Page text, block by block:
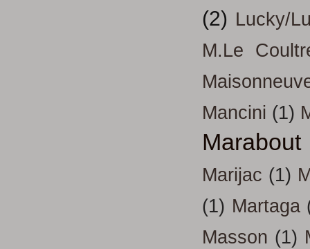
(2) Lucky/
M.Le
Mancini (1)
Marabout
Marijac (1)
(1) Martaga
Masson (1)